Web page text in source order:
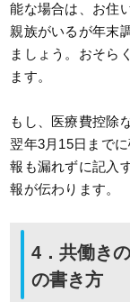
能な場合は、お住
親族がいるが年末
ましょう。おそら
ます。
もし、医療費控除
翌年3月15日まで
報も漏れずに記入
報が伝わります。
4．共働き
の書き方